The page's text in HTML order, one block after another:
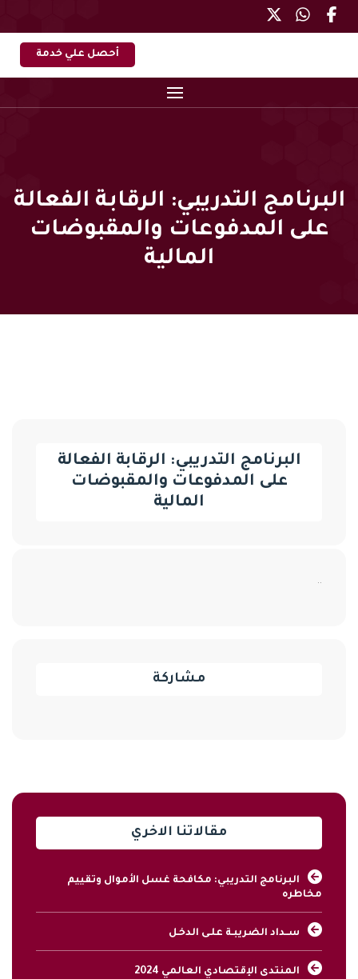
أحصل علي خدمة
البرنامج التدريبي: الرقابة الفعالة
على المدفوعات والمقبوضات
المالية
البرنامج التدريبي: الرقابة الفعالة
على المدفوعات والمقبوضات
المالية
..
مشاركة
مقالاتنا الاخري
البرنامج التدريبي: مكافحة غسل الأموال وتقييم
مخاطره
ســداد الضريبـة علـى الدخـل
المنتدى الإقتصادي العالمي 2024